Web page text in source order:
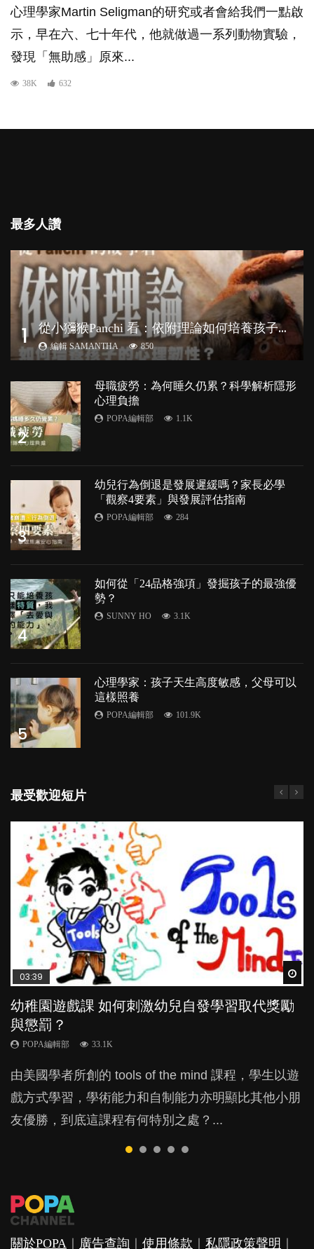
心理學家Martin Seligman的研究或者會給我們一點啟
示，早在六、七十年代，他就做過一系列動物實驗，
發現「無助感」原來...
38K 632
最多人讚
1 從
小獼猴Panchi 看：依附理論如何培養孩子心理韌性？
編輯 SAMANTHA 850
2
母職疲勞：為何睡久仍累？科學解析隱形
心理負擔
POPA編輯部 1.1K
3
幼兒行為倒退是發展遲緩嗎？家長必學
「觀察4要素」與發展評估指南
POPA編輯部 284
4
如何從「24品格強項」發掘孩子的最強優
勢？
SUNNY HO 3.1K
5
心理學家：孩子天生高度敏感，父母可以
這樣照養
POPA編輯部 101.9K
最受歡迎短片
03:39
幼稚園遊戲課 如何刺激幼兒自發學習取代獎勵
與懲罰？
POPA編輯部 33.1K
由美國學者所創的 tools of the mind 課程，學生以遊
戲方式學習，學術能力和自制能力亦明顯比其他小朋
友優勝，到底這課程有何特別之處？...
04:59
幼兒playgroup真係玩耍中學習？研究指BB 15個
月大前上堂不見效果
POPA編輯部 47.1K
現今小朋友的起跑線，愈推愈前。雖然政府並無官方
的統計數字，但粗略估算，香港至少有六、七百家早
期教育中心，但孩子是否愈早上Playgroup愈好？...
03:02
老公患產後憂鬱症對BB的影響
POPA編輯部
鬱，影響日常生活，嚴重的甚至會有自殺，或傷害小
朋友的念頭。但為何爸爸患上產後抑鬱往往難以察
覺？...
04:18
凡事以BB為中心，就係好爸媽？｜別忽視父母
的身心虛耗
POPA編輯部 31.5K
父母日夜無間、身心俱疲地照顧BB，如何做到正向
教養？部份父母更會為了小朋友放棄自己的嗜好、減
少出席朋友聚會等等，你以為會換來美好的親子關
係，有助小朋友成長，但原來父母身心虛耗對孩子的
04:06
全職好？在職好？｜全職媽媽與在職媽媽的壓
力與價值
POPA編輯部 25.8K
許多媽媽心底可能都有一刻掙扎過：究竟全職好，還
是在職好。雖說每個家庭都有自己的獨特狀況和考慮
因素，但原來全職和在職媽媽所養育的子女其實都各
關於POPA ｜ 廣告查詢 ｜ 使用條款 ｜ 私隱政策聲明 ｜